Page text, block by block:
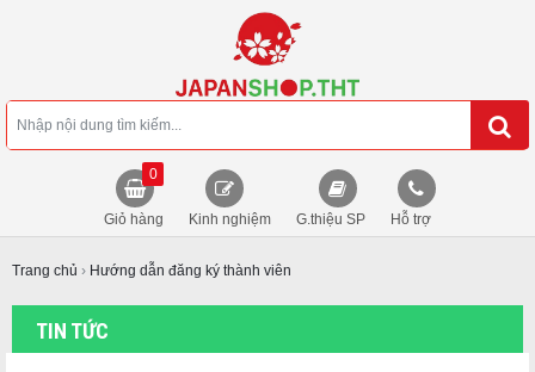
Giỏ hàng
0
Kinh nghiệm G.thiệu SP Hỗ trợ
Trang chủ › Hướng dẫn đăng ký thành viên
TIN TỨC